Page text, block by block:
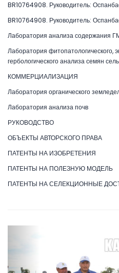
BR10764908. Руководитель:
BR10764908. Руководитель:
Лаборатория анализа содержания
Лаборатория фитопатологического,
гербологического анализа семян
КОММЕРЦИАЛИЗАЦИЯ
Лаборатория органического
Лаборатория анализа почв
РУКОВОДСТВО
ОБЪЕКТЫ АВТОРСКОГО ПРАВА
ПАТЕНТЫ НА ИЗОБРЕТЕНИЯ
ПАТЕНТЫ НА ПОЛЕЗНУЮ МОДЕЛЬ
ПАТЕНТЫ НА СЕЛЕКЦИОННЫЕ